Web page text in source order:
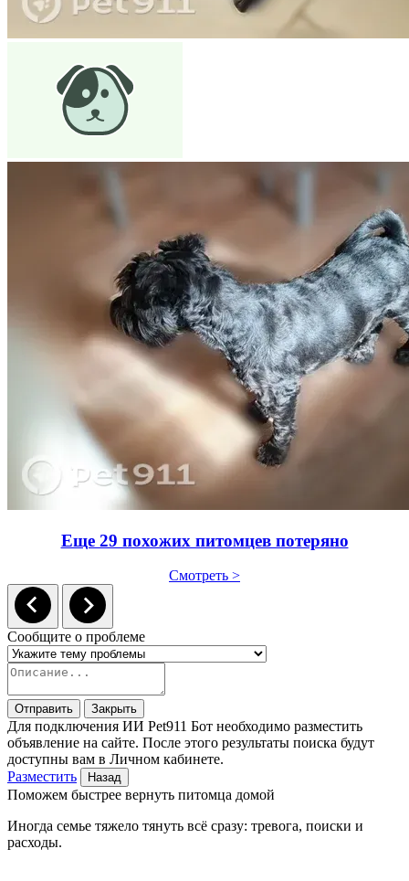
Еще 29 похожих питомцев потеряно
Смотреть >
Сообщите о проблеме
Отправить Закрыть
Для подключения ИИ Pet911 Бот необходимо разместить
объявление на сайте. После этого результаты поиска будут
доступны вам в Личном кабинете.
Разместить
Назад
Поможем быстрее вернуть питомца домой
Иногда семье тяжело тянуть всё сразу: тревога, поиски и
расходы.